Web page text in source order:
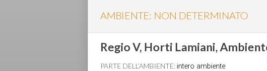
AMBIENTE: NON DETERMINATO
Regio V, Horti Lamiani,
PARTE DELL’AMBIENTE: intero ambiente